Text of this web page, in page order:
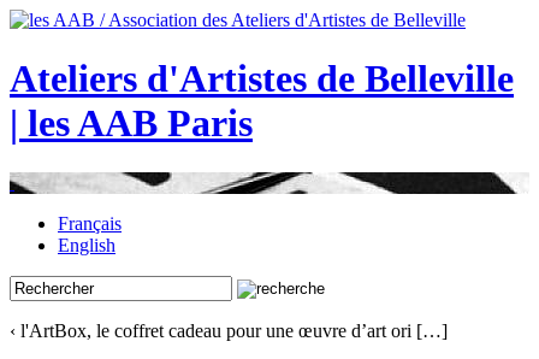
Ateliers d'Artistes de Belleville
| les AAB Paris
Français
English
‹ l'ArtBox, le coffret cadeau pour une œuvre d’art ori […]